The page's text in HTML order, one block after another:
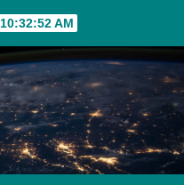
10:32:53 AM